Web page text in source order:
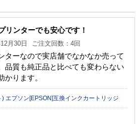
ク シアン マゼンタ イエロー
染料
あり
互換インク
リンターでも安心です！
月30日 ご注文回数：4回
ターなので実店舗でなかなか売って
品質も純正品と比べても変わらない
かります。
エプソン[EPSON]互換インクカートリッジ